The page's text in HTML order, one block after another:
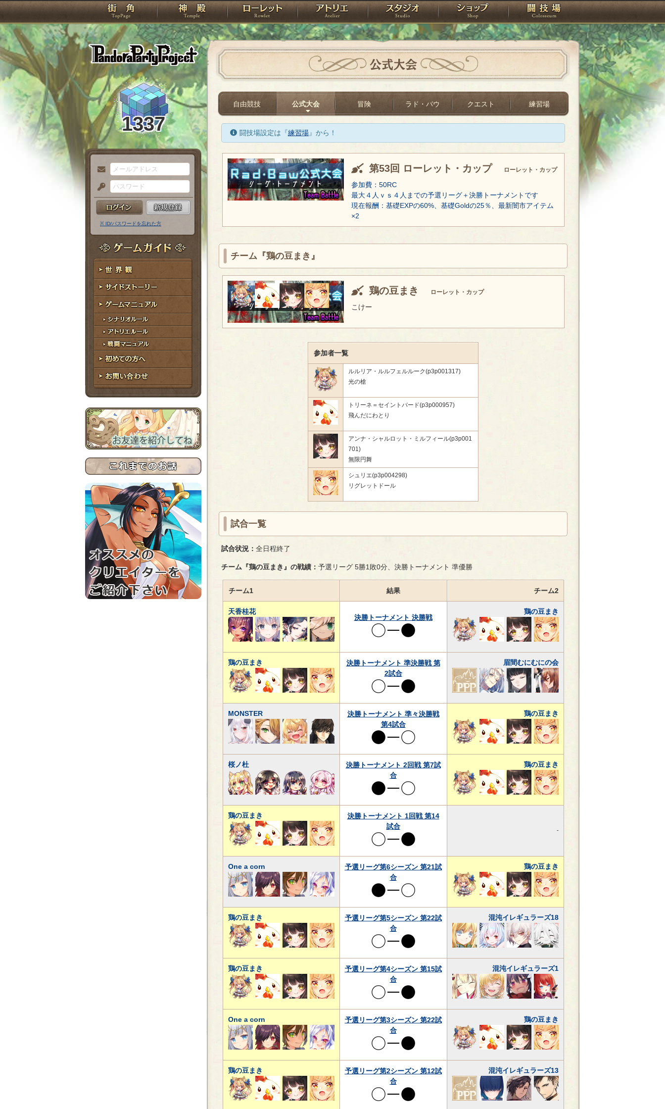
PandoraPartyProject
TOP 神殿 ローレット アトリエ スタジオ ショップ 闘技場
1337
メ
ー
ル
ア
ド
レ
ス
パ
ス
ー
ド
※ ID/パスワードを忘れた方
ゲームガイド
世界観
サイドストーリー
ゲームマニュアル
シナリオルール
アトリエルール
戦闘マニュアル
初めての方へ
お問い合わせ
公式大会
自由競技 公式大会 冒険 ラド・バウ クエスト 練習場
闘技場設定は『練習場』から！
第53回 ローレット・カップ ローレット・カップ
参加費：50RC
最大４人ｖｓ４人までの予選リーグ＋決勝トーナメントです
現在報酬：基礎EXPの60%、基礎Goldの25％、最新闇市アイテム
×2
チーム『鶏の豆まき』
鶏の豆まき ローレット・カップ
こけー
参加者一覧
ルルリア・ルルフェルルーク(p3p001317)
光の槍
トリーネ＝セイントバード(p3p000957)
飛んだにわとり
アンナ・シャルロット・ミルフィール(p3p001
701)
無限円舞
シュリエ(p3p004298)
リグレットドール
試合一覧
試合状況： 全日程終了
チーム『鶏の豆まき』の戦績： 予選リーグ 5勝1敗0分、決勝トーナメント 準優勝
チーム1 結果 チーム2
天香桂花
決勝トーナメント 決勝戦
鶏の豆まき
鶏の豆まき
決勝トーナメント 準決勝戦 第
2試合
眉間むにむにの会
MONSTER
決勝トーナメント 準々決勝戦
第4試合
鶏の豆まき
桜ノ杜
決勝トーナメント 2回戦 第7試
合
鶏の豆まき
鶏の豆まき
決勝トーナメント 1回戦 第14
試合
-
One a corn
予選リーグ第6シーズン 第21試
合
鶏の豆まき
鶏の豆まき
予選リーグ第5シーズン 第22試
合
混沌イレギュラーズ18
鶏の豆まき
予選リーグ第4シーズン 第15試
合
混沌イレギュラーズ1
One a corn
予選リーグ第3シーズン 第22試
合
鶏の豆まき
鶏の豆まき
予選リーグ第2シーズン 第12試
合
混沌イレギュラーズ13